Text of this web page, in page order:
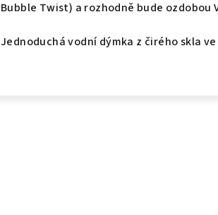
Bubble Twist) a rozhodně bude ozdobou
Jednoduchá vodní dýmka z čirého skla